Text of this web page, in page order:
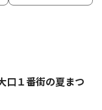
口１番街の夏まつ